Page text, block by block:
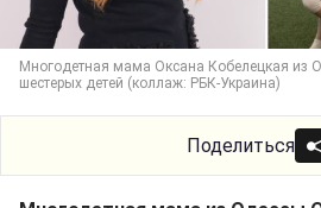
Многодетная мама Оксана Кобелецкая из
шестерых детей (коллаж: РБК-Украина)
Поделиться